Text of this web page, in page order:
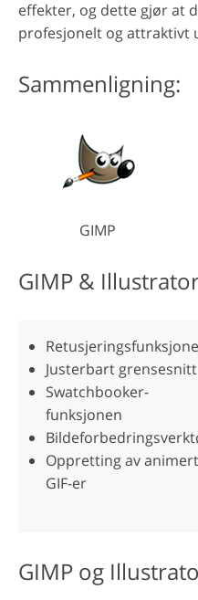
effekter, og dette gjør at
profesjonelt og attraktivt
Sammenligning:
GIMP
GIMP &
Justerbart grensesnitt
Swatchbooker-
funksjonen
Oppretting av
GIF-er
GIMP og